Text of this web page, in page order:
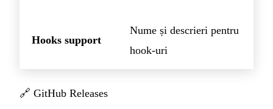
Hooks support
Nume și descrieri pentru
hook-uri
🔗 GitHub Releases